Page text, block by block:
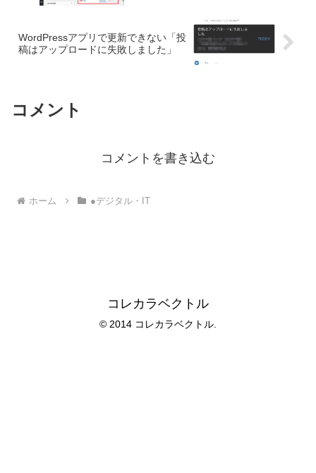
WordPressアプリで更新できない「投
稿はアップロードに失敗しました」
コメント
コメントを書き込む
ホーム ●デジタル・IT
コレカラベクトル
© 2014 コレカラベクトル.